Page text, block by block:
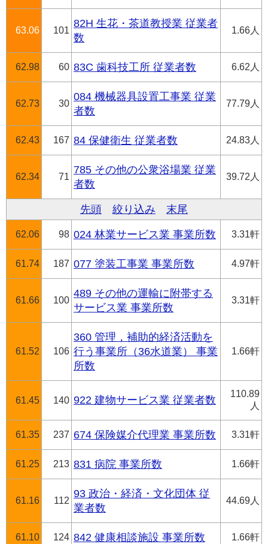
63.06 101
82H 生花・茶道教授業 従業者
数
1.66人
62.98 60 83C 歯科技工所 従業者数 6.62人
62.73 30
084 機械器具設置工事業 従業
者数
77.79人
62.43 167 84 保健衛生 従業者数 24.83人
62.34 71
785 その他の公衆浴場業 従業
者数
39.72人
先頭 絞り込み 末尾
62.06 98 024 林業サービス業 事業所数 3.31軒
61.74 187 077 塗装工事業 事業所数 4.97軒
61.66 100
489 その他の運輸に附帯する
サービス業 事業所数
3.31軒
61.52 106
360 管理，補助的経済活動を
行う事業所（36水道業） 事業
所数
1.66軒
61.45 140 922 建物サービス業 従業者数
110.89
人
61.35 237 674 保険媒介代理業 事業所数 3.31軒
61.25 213 831 病院 事業所数 1.66軒
61.16 112
93 政治・経済・文化団体 従
業者数
44.69人
61.10 124 842 健康相談施設 事業所数 1.66軒